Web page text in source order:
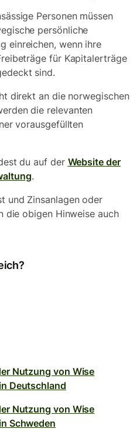
Personen müssen
persönliche
einreichen, wenn ihre
für Kapitalerträge
sind.
direkt an die norwegischen
die relevanten
vorausgefüllten
du auf der Website der
.
und Zinsanlagen oder
die obigen Hinweise auch
Nutzung von Wise
Deutschland
Nutzung von Wise
Schweden